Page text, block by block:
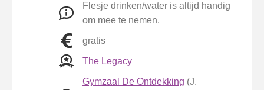
Flesje drinken/water is altijd handig
om mee te nemen.
gratis
The Legacy
Gymzaal De Ontdekking (J.